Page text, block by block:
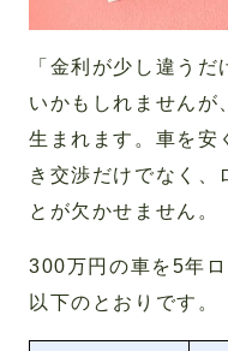
「金利が少し違う
いかもしれませんが
生まれます。車を安
き交渉だけでなく、
とが欠かせません。
300万円の車を5年
以下のとおりです。